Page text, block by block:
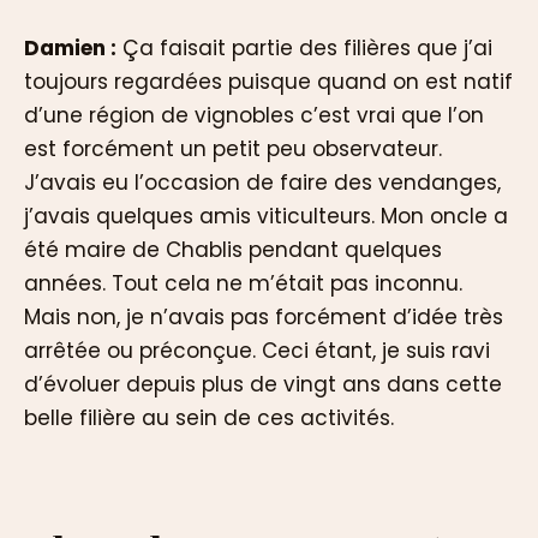
Damien : Ça faisait partie des filières que j’ai
toujours regardées puisque quand on est natif
d’une région de vignobles c’est vrai que l’on
est forcément un petit peu observateur.
J’avais eu l’occasion de faire des vendanges,
j’avais quelques amis viticulteurs. Mon oncle a
été maire de Chablis pendant quelques
années. Tout cela ne m’était pas inconnu.
Mais non, je n’avais pas forcément d’idée très
arrêtée ou préconçue. Ceci étant, je suis ravi
d’évoluer depuis plus de vingt ans dans cette
belle filière au sein de ces activités.